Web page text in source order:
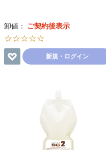
卸値： ご契約後表示
☆☆☆☆☆
新規・ログイン